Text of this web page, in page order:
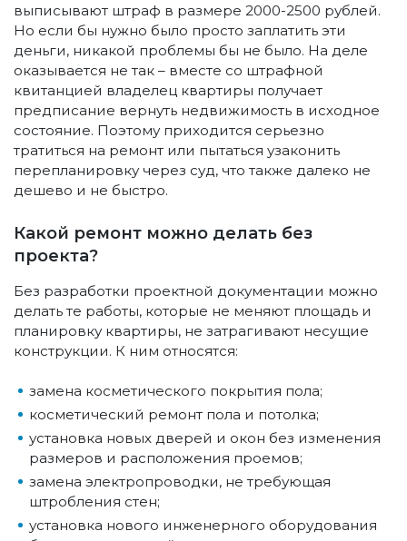
выписывают штраф в размере 2000-2500 рублей.
Но если бы нужно было просто заплатить эти
деньги, никакой проблемы бы не было. На деле
оказывается не так – вместе со штрафной
квитанцией владелец квартиры получает
предписание вернуть недвижимость в исходное
состояние. Поэтому приходится серьезно
тратиться на ремонт или пытаться узаконить
перепланировку через суд, что также далеко не
дешево и не быстро.
Какой ремонт можно делать без
проекта?
Без разработки проектной документации можно
делать те работы, которые не меняют площадь и
планировку квартиры, не затрагивают несущие
конструкции. К ним относятся:
замена косметического покрытия пола;
косметический ремонт пола и потолка;
установка новых дверей и окон без изменения
размеров и расположения проемов;
замена электропроводки, не требующая
штробления стен;
установка нового инженерного оборудования